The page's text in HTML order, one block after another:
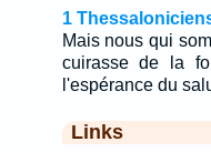
1
Mais nous qui
cuirasse de la
l'espérance du
Links